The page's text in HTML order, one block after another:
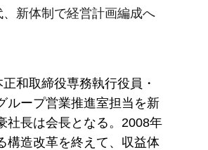
新体制で経営計画編成へ
和取締役専務執行役員・
ループ営業推進室担当を新
社長は会長となる。2008年
構造改革を終えて、収益体